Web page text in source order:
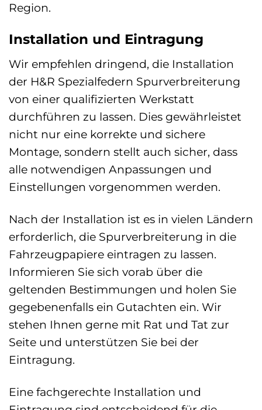
Region.
Installation und Eintragung
Wir empfehlen dringend, die Installation
der H&R Spezialfedern Spurverbreiterung
von einer qualifizierten Werkstatt
durchführen zu lassen. Dies gewährleistet
nicht nur eine korrekte und sichere
Montage, sondern stellt auch sicher, dass
alle notwendigen Anpassungen und
Einstellungen vorgenommen werden.
Nach der Installation ist es in vielen Ländern
erforderlich, die Spurverbreiterung in die
Fahrzeugpapiere eintragen zu lassen.
Informieren Sie sich vorab über die
geltenden Bestimmungen und holen Sie
gegebenenfalls ein Gutachten ein. Wir
stehen Ihnen gerne mit Rat und Tat zur
Seite und unterstützen Sie bei der
Eintragung.
Eine fachgerechte Installation und